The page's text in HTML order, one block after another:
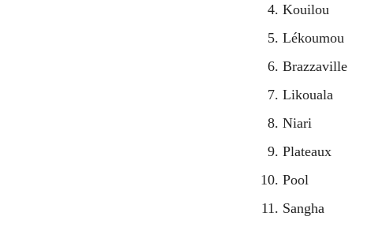
Kouilou
Lékoumou
Brazzaville
Likouala
Niari
Plateaux
Pool
Sangha